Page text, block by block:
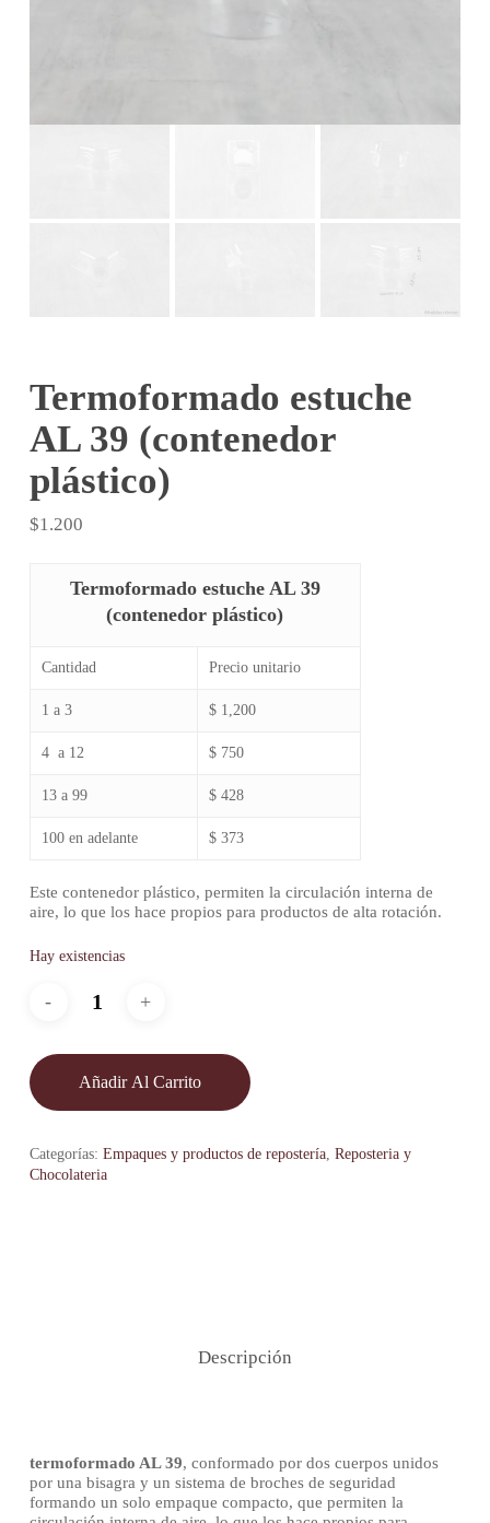
Termoformado estuche
AL 39 (contenedor
plástico)
$1.200
Termoformado estuche AL 39
(contenedor plástico)
Cantidad Precio unitario
1 a 3 $ 1,200
4 a 12 $ 750
13 a 99 $ 428
100 en adelante $ 373
Este contenedor plástico, permiten la circulación interna de
aire, lo que los hace propios para productos de alta rotación.
Hay existencias
Añadir Al Carrito
Categorías: Empaques y productos de repostería, Reposteria y
Chocolateria
Descripción
termoformado AL 39, conformado por dos cuerpos unidos
por una bisagra y un sistema de broches de seguridad
formando un solo empaque compacto, que permiten la